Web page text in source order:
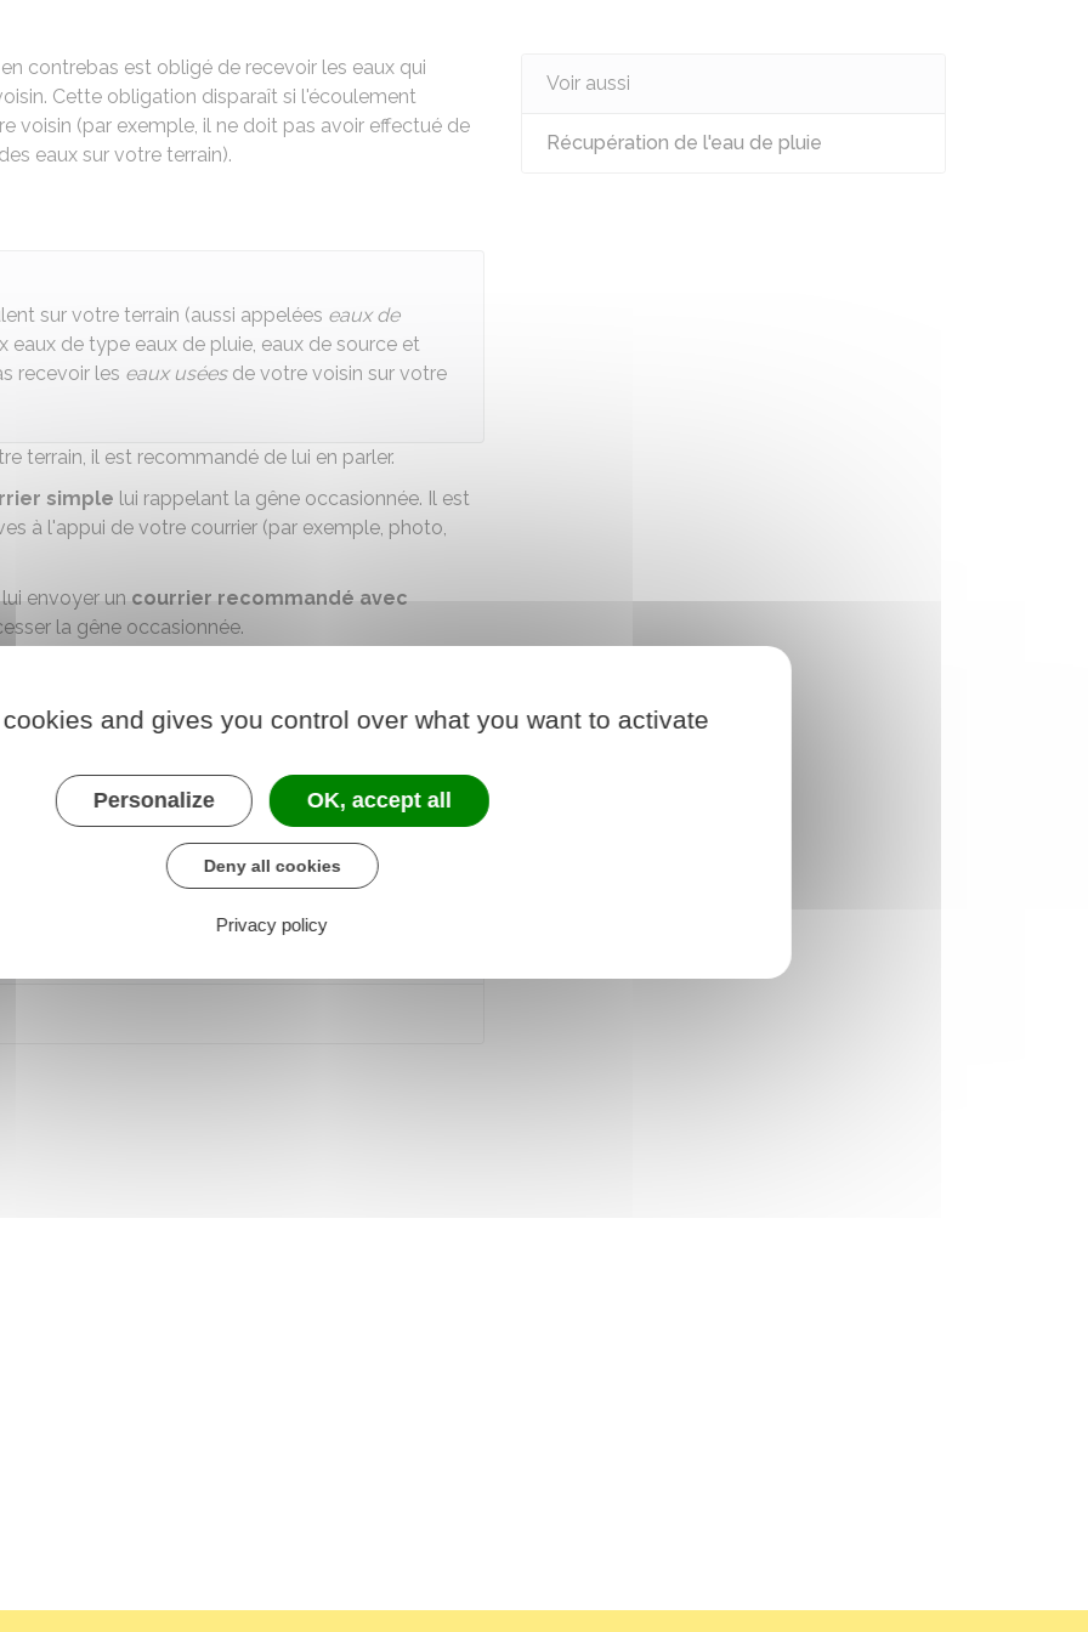
contrebas est obligé de recevoir les eaux qui
Cette obligation disparaît si l'écoulement
voisin (par exemple, il ne doit pas avoir effectué de
eaux sur votre terrain).
sur votre terrain (aussi appelées eaux de
eaux de type eaux de pluie, eaux de source et
recevoir les eaux uséesde votre voisin sur votre
terrain, il est recommandé de lui en parler.
simple lui rappelant la gêne occasionnée. Il est
à l'appui de votre courrier (par exemple, photo,
envoyer un courrier recommandé avec
la gêne occasionnée.
persistent, vous avez la possibilité de
recours à un avocat) pourtrouver une solution
faire, par la suite, un
recours auprès du
de
dommages et intérêts.
Voir aussi
Récupération de l'eau de pluie
and gives you control over what you want to activate
Personalize OK, accept all
Deny all cookies
Privacy policy